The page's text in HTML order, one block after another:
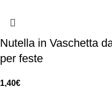
Nutella in Vaschetta
per feste
1,40€